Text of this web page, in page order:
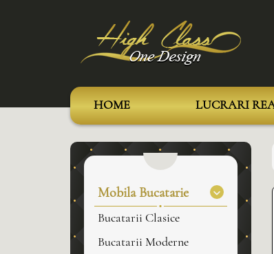
HOME LUCRARI
Mobila Bucatarie
Bucatarii Clasice
Bucatarii Moderne